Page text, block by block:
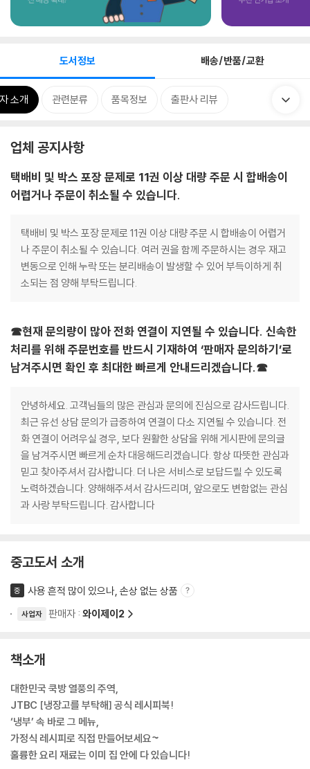
도서정보 배송/반품/교환
소개 관련분류 품목정보 출판사 리뷰
업체 공지사항
택배비 및 박스 포장 문제로 11권 이상 대량 주문 시 합배송이
어렵거나 주문이 취소될 수 있습니다.
택배비 및 박스 포장 문제로 11권 이상 대량 주문 시 합배송이 어렵거
나 주문이 취소될 수 있습니다. 여러 권을 함께 주문하시는 경우 재고
변동으로 인해 누락 또는 분리배송이 발생할 수 있어 부득이하게 취
소되는 점 양해 부탁드립니다.
☎현재 문의량이 많아 전화 연결이 지연될 수 있습니다. 신속한
처리를 위해 주문번호를 반드시 기재하여 ‘판매자 문의하기’로
남겨주시면 확인 후 최대한 빠르게 안내드리겠습니다.☎
안녕하세요. 고객님들의 많은 관심과 문의에 진심으로 감사드립니다.
최근 유선 상담 문의가 급증하여 연결이 다소 지연될 수 있습니다. 전
화 연결이 어려우실 경우, 보다 원활한 상담을 위해 게시판에 문의글
을 남겨주시면 빠르게 순차 대응해드리겠습니다. 항상 따뜻한 관심과
믿고 찾아주셔서 감사합니다. 더 나은 서비스로 보답드릴 수 있도록
노력하겠습니다. 양해해주셔서 감사드리며, 앞으로도 변함없는 관심
과 사랑 부탁드립니다. 감사합니다
중고도서 소개
중 사용 흔적 많이 있으나, 손상 없는 상품
사업자 판매자 : 와이제이2
책소개
대한민국 쿡방 열풍의 주역,
JTBC [냉장고를 부탁해] 공식 레시피북!
‘냉부’ 속 바로 그 메뉴,
가정식 레시피로 직접 만들어보세요~
훌륭한 요리 재료는 이미 집 안에 다 있습니다!